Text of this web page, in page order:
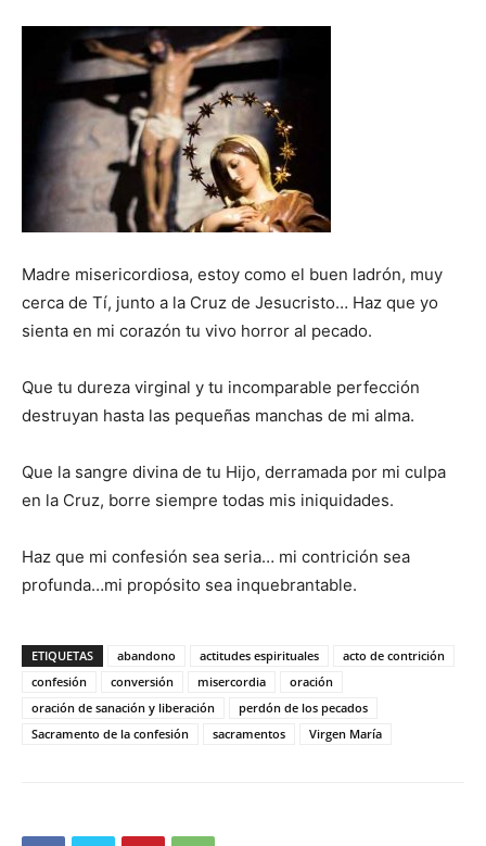
Madre misericordiosa, estoy como el buen ladrón, muy
cerca de Tí, junto a la Cruz de Jesucristo… Haz que yo
sienta en mi corazón tu vivo horror al pecado.
Que tu dureza virginal y tu incomparable perfección
destruyan hasta las pequeñas manchas de mi alma.
Que la sangre divina de tu Hijo, derramada por mi culpa
en la Cruz, borre siempre todas mis iniquidades.
Haz que mi confesión sea seria… mi contrición sea
profunda…mi propósito sea inquebrantable.
ETIQUETAS abandono actitudes espirituales
acto de contrición
confesión
conversión misercordia
oración
oración de sanación y liberación
perdón de los pecados
Sacramento de la confesión
sacramentos Virgen María